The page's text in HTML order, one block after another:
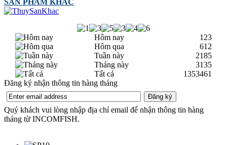
Hôm nay
123
Hôm qua
612
Tuần này
2185
Tháng này
3135
Tất cả
1353461
Đăng ký nhận thông tin hàng tháng
Quý khách vui lòng nhập địa chỉ email để nhận thông tin hàng
tháng từ INCOMFISH.